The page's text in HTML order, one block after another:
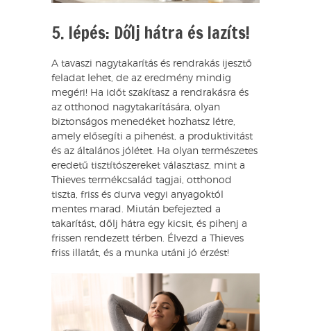
5. lépés: Dőlj hátra és lazíts!
A tavaszi nagytakarítás és rendrakás ijesztő
feladat lehet, de az eredmény mindig
megéri! Ha időt szakítasz a rendrakásra és
az otthonod nagytakarítására, olyan
biztonságos menedéket hozhatsz létre,
amely elősegíti a pihenést, a produktivitást
és az általános jólétet. Ha olyan természetes
eredetű tisztítószereket választasz, mint a
Thieves termékcsalád tagjai, otthonod
tiszta, friss és durva vegyi anyagoktól
mentes marad. Miután befejezted a
takarítást, dőlj hátra egy kicsit, és pihenj a
frissen rendezett térben. Élvezd a Thieves
friss illatát, és a munka utáni jó érzést!